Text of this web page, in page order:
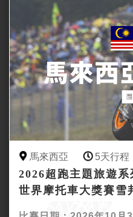
馬來西亞 5天行程
2026超跑主題旅遊
世界摩托車大獎賽雪